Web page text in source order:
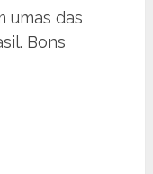
umas das
Bons